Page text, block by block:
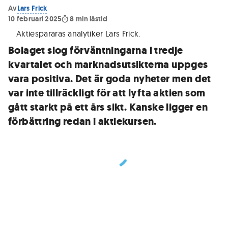
AvLars Frick
10 februari 2025
8 min lästid
Aktiespararas analytiker Lars Frick.
Bolaget slog förväntningarna i tredje
kvartalet och marknadsutsikterna uppges
vara positiva. Det är goda nyheter men det
var inte tillräckligt för att lyfta aktien som
gått starkt på ett års sikt. Kanske ligger en
förbättring redan i aktiekursen.